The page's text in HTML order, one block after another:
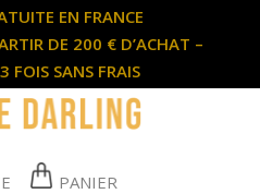
EN FRANCE
DE 200 € D’ACHAT –
FOIS SANS FRAIS
PANIER